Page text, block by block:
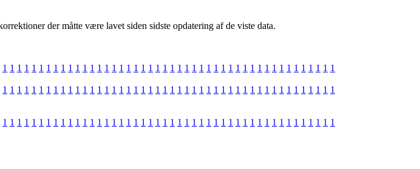
der måtte være lavet siden sidste opdatering af de viste data.
1 1 1 1 1 1 1 1 1 1 1 1 1 1 1 1 1 1 1 1 1 1 1 1 1 1 1 1 1 1 1 1 1 1 1 1 1 1 1 1 1 1 1 1 1 1
1 1 1 1 1 1 1 1 1 1 1 1 1 1 1 1 1 1 1 1 1 1 1 1 1 1 1 1 1 1 1 1 1 1 1 1 1 1 1 1 1 1 1 1 1 1
1 1 1 1 1 1 1 1 1 1 1 1 1 1 1 1 1 1 1 1 1 1 1 1 1 1 1 1 1 1 1 1 1 1 1 1 1 1 1 1 1 1 1 1 1 1